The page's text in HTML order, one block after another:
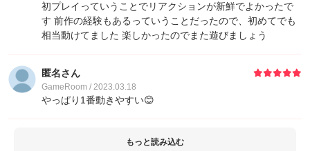
初プレイっていうことでリアクションが新鮮でよかったで
す 前作の経験もあるっていうことだったので、初めてでも
相当動けてました 楽しかったのでまた遊びましょう
匿名さん
GameRoom / 2023.03.18
やっぱり1番動きやすい😊
もっと読み込む